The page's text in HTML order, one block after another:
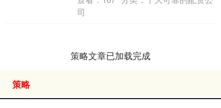
司
策略文章已加载完成
策略